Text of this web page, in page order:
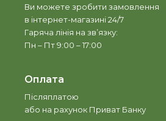
Ви можете зробити замовлення
в інтернет-магазині 24/7
Гаряча лінія на зв’язку:
Пн – Пт 9:00 – 17:00
Оплата
Післяплатою
або на рахунок Приват Банку